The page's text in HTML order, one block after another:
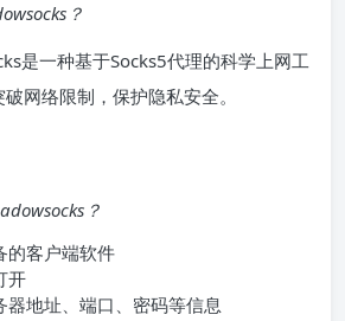
？
是一种基于Socks5代理的科学上网工
网络限制，保护隐私安全。
？
的客户端软件
开
器地址、端口、密码等信息